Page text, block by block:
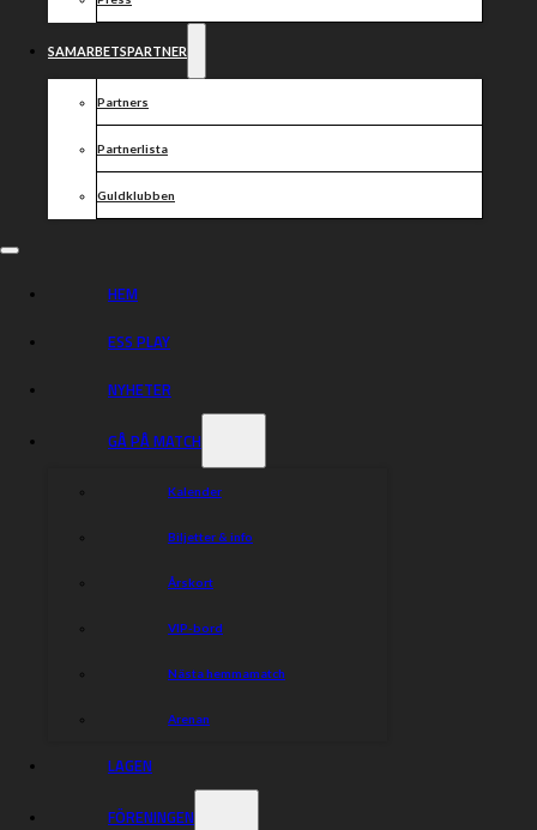
SAMARBETSPARTNER
Partners
Partnerlista
Guldklubben
HEM
ESS PLAY
NYHETER
GÅ PÅ MATCH
Kalender
Biljetter & info
Årskort
VIP-bord
Nästa hemmamatch
Arenan
LAGEN
FÖRENINGEN